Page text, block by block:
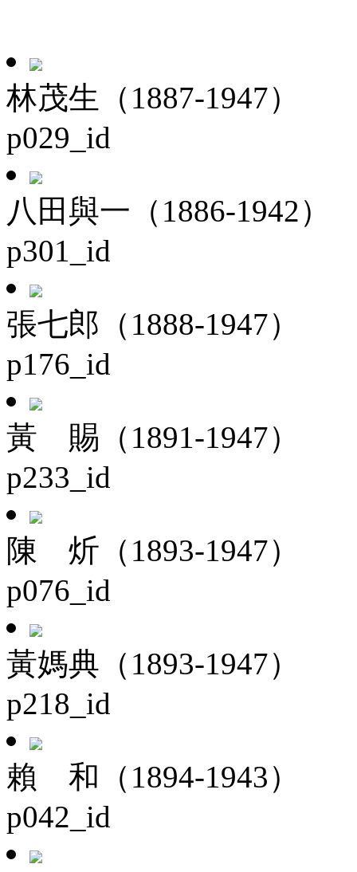
林茂生（1887-1947）
p029_id
八田與一（1886-1942）
p301_id
張七郎（1888-1947）
p176_id
黃 賜（1891-1947）
p233_id
陳 炘（1893-1947）
p076_id
黃媽典（1893-1947）
p218_id
賴 和（1894-1943）
p042_id